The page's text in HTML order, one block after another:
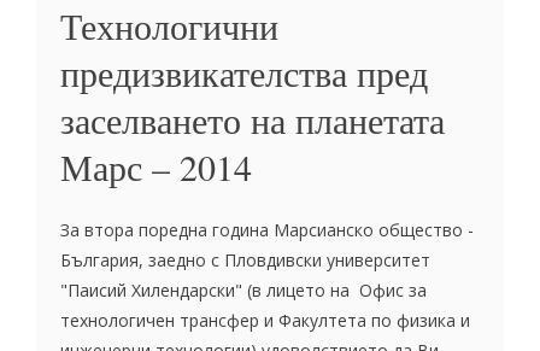
Технологични
предизвикателства пред
заселването на планетата
Марс – 2014
За втора поредна година Марсианско общество -
България, заедно с Пловдивски университет
"Паисий Хилендарски" (в лицето на Офис за
технологичен трансфер и Факултета по физика и